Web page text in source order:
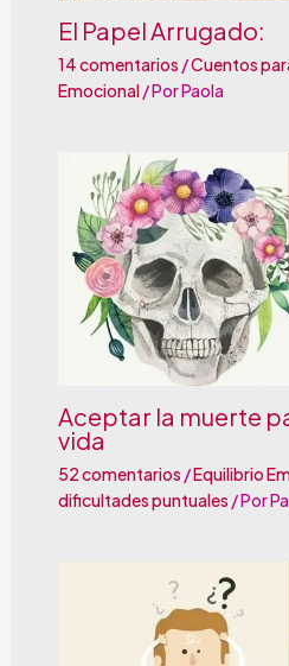
El Papel Arrugado:
14 comentarios /Cuentos
Emocional / PorPaola
Aceptar la muerte
vida
52 comentarios /Equilibrio
dificultades puntuales / Por